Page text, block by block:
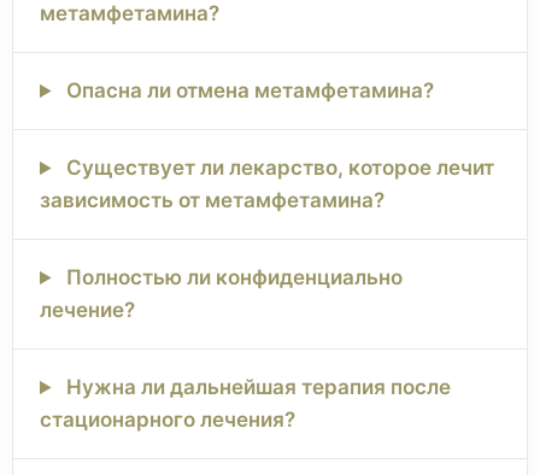
метамфетамина?
Опасна ли отмена метамфетамина?
Существует ли лекарство, которое лечит
зависимость от метамфетамина?
Полностью ли конфиденциально
лечение?
Нужна ли дальнейшая терапия после
стационарного лечения?